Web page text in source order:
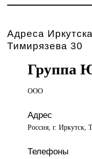
Адреса
Тимирязева 30
Группа
ООО
Адрес
Россия, г. Иркутск,
Телефоны